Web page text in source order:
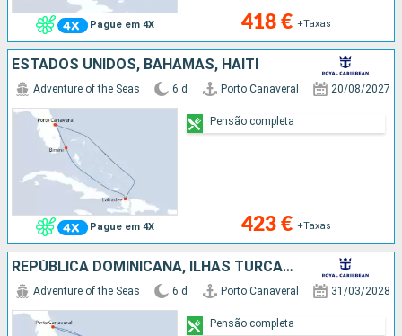
Pague em 4X 418 € +Taxas
ESTADOS UNIDOS, BAHAMAS, HAITI
Pague em 4X
Adventure of the Seas 6 d Porto Canaveral 20/08/2027
423 € +Taxas
Pensão completa
REPÚBLICA DOMINICANA, ILHAS TURCAS E CAICOS, ESTADOS UNIDOS
Adventure of the Seas 6 d Porto Canaveral 31/03/2028
Pensão completa